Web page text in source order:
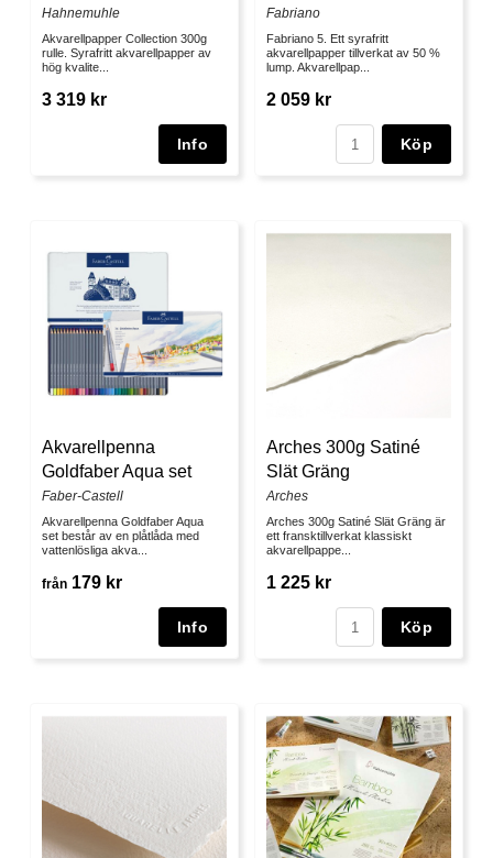
Hahnemuhle
Akvarellpapper Collection 300g
rulle. Syrafritt akvarellpapper av
hög kvalite...
3 319 kr
Fabriano
Fabriano 5. Ett syrafritt
akvarellpapper tillverkat av 50 %
lump. Akvarellpap...
2 059 kr
Köp
Akvarellpenna
Goldfaber Aqua set
Faber-Castell
Akvarellpenna Goldfaber Aqua
set består av en plåtlåda med
vattenlösliga akva...
från 179 kr
Arches 300g Satiné
Slät Gräng
Arches
Arches 300g Satiné Slät Gräng är
ett fransktillverkat klassiskt
akvarellpappe...
1 225 kr
Köp